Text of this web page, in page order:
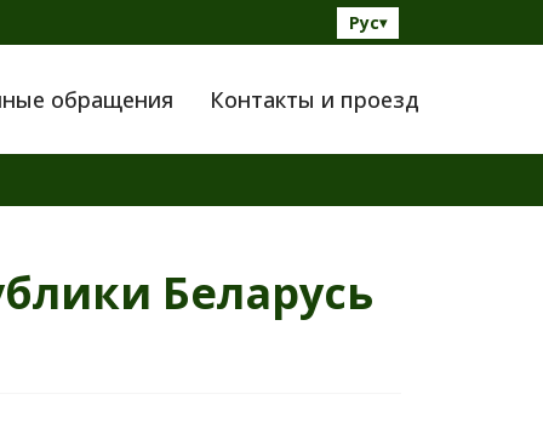
Рус▾
обращения Контакты и проезд
Беларусь